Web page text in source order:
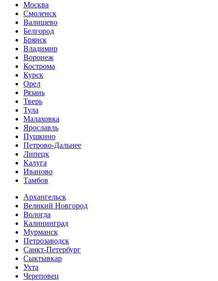
Москва
Смоленск
Валищево
Белгород
Брянск
Владимир
Воронеж
Кострома
Курск
Орел
Рязань
Тверь
Тула
Малаховка
Ярославль
Пушкино
Петрово-Дальнее
Липецк
Калуга
Иваново
Тамбов
Архангельск
Великий Новгород
Вологда
Калининград
Мурманск
Петрозаводск
Санкт-Петербург
Сыктывкар
Ухта
Череповец